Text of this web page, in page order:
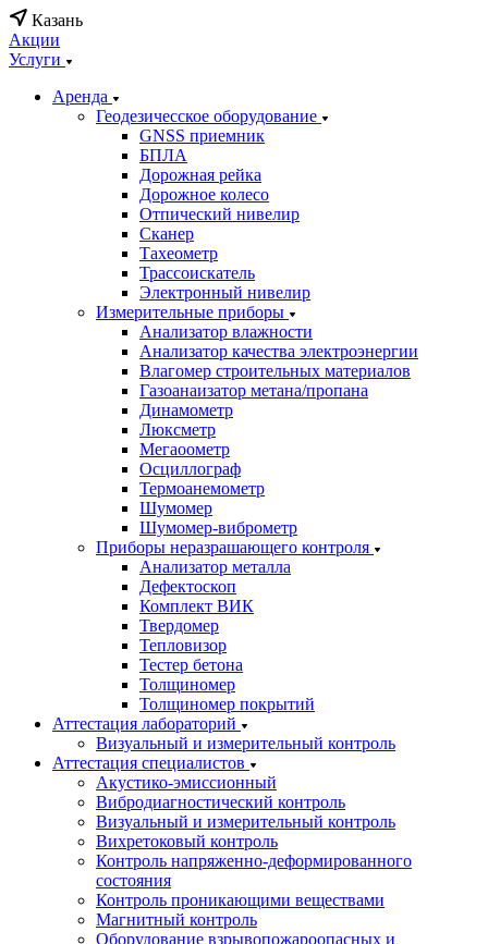
Казань
Акции
Услуги
Аренда
Геодезичесское оборудование
GNSS приемник
БПЛА
Дорожная рейка
Дорожное колесо
Отпический нивелир
Сканер
Тахеометр
Трассоискатель
Электронный нивелир
Измерительные приборы
Анализатор влажности
Анализатор качества электроэнергии
Влагомер строительных материалов
Газоанаизатор метана/пропана
Динамометр
Люксметр
Мегаоометр
Осциллограф
Термоанемометр
Шумомер
Шумомер-виброметр
Приборы неразрашающего контроля
Анализатор металла
Дефектоскоп
Комплект ВИК
Твердомер
Тепловизор
Тестер бетона
Толщиномер
Толщиномер покрытий
Аттестация лабораторий
Визуальный и измерительный контроль
Аттестация специалистов
Акустико-эмиссионный
Вибродиагностический контроль
Визуальный и измерительный контроль
Вихретоковый контроль
Контроль напряженно-деформированного
состояния
Контроль проникающими веществами
Магнитный контроль
Оборудование взрывопожароопасных и